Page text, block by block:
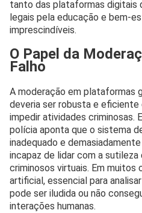
tanto das plataformas digitais
legais pela educação e bem-
imprescindíveis.
O Papel da
Falho
A moderação em plataformas
deveria ser robusta e
impedir atividades criminosas.
polícia aponta que o sistema
inadequado e
incapaz de lidar com a sutileza
criminosos virtuais. Em muitos
artificial, essencial para
pode ser iludida ou não
interações humanas.